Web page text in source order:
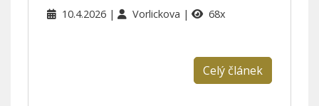
10.4.2026 Vorlickova 68x
Celý článek